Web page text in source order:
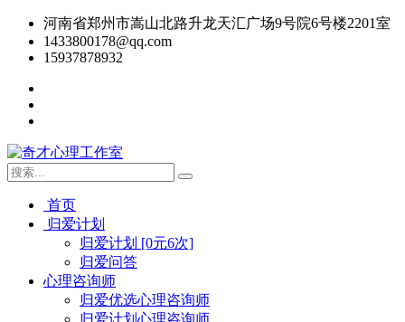
河南省郑州市嵩山北路升龙天汇广场9号院6号楼2201室
1433800178@qq.com
15937878932
首页
归爱计划
归爱计划 [0元6次]
归爱问答
心理咨询师
归爱优选心理咨询师
归爱计划心理咨询师